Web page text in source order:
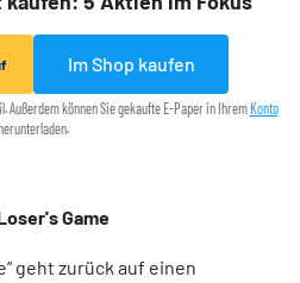
Im Shop kaufen
Außerdem können Sie gekaufte E-Paper in Ihrem Konto
herunterladen.
Game
geht zurück auf einen